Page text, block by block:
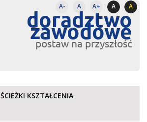
A- A A+ A A
doradztwo
zawodowe
postaw na przyszłość
ŚCIEŻKI KSZTAŁCENIA